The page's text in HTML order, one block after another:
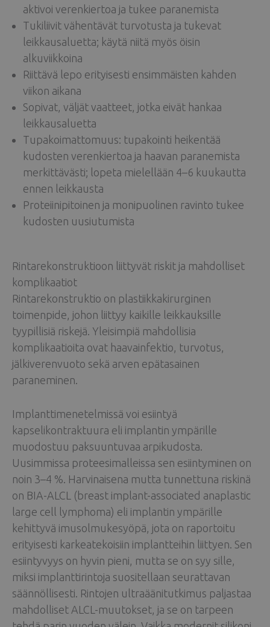
aktivoi verenkiertoa ja tukee paranemista
Tukiliivit vähentävät turvotusta ja tukevat
leikkausaluetta; käytä niitä myös öisin
alkuviikkoina
Riittävä lepo erityisesti ensimmäisten kahden
viikon aikana
Sopivat, väljät vaatteet, jotka eivät hankaa
leikkausaluetta
Tupakoimattomuus: tupakointi heikentää
kudosten verenkiertoa ja haavan paranemista
merkittävästi; lopeta mielellään 4–6 kuukautta
ennen leikkausta
Proteiinipitoinen ja monipuolinen ravinto tukee
kudosten uusiutumista
Rintarekonstruktioon liittyvät riskit ja mahdolliset
komplikaatiot
Rintarekonstruktio on plastiikkakirurginen
toimenpide, johon liittyy kaikille leikkauksille
tyypillisiä riskejä. Yleisimpiä mahdollisia
komplikaatioita ovat haavainfektio, turvotus,
jälkiverenvuoto sekä arven epätasainen
paraneminen.
Implanttimenetelmissä voi esiintyä
kapselikontraktuura eli implantin ympärille
muodostuu paksuuntuvaa arpikudosta.
Uusimmissa proteesimalleissa sen esiintyminen on
noin 3–4 %. Harvinaisena mutta tunnettuna riskinä
on BIA-ALCL (breast implant-associated anaplastic
large cell lymphoma) eli implantin ympärille
kehittyvä imusolmukesyöpä, jota on raportoitu
erityisesti karkeatekoisiin implantteihin liittyen. Sen
esiintyvyys on hyvin pieni, mutta se on syy sille,
miksi implanttirintoja suositellaan seurattavan
säännöllisesti. Rintojen ultraäänitutkimus paljastaa
mahdolliset ALCL-muutokset, ja se on tarpeen